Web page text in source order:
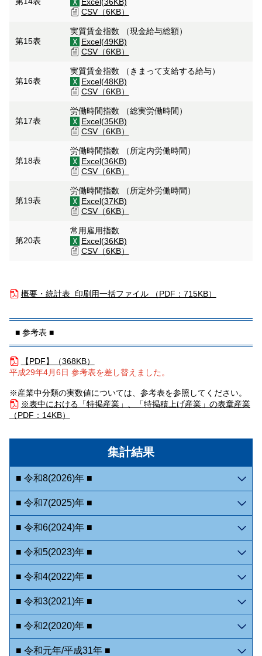
集計結果
■ 令和8(2026)年 ■
■ 令和7(2025)年 ■
■ 令和6(2024)年 ■
■ 令和5(2023)年 ■
■ 令和4(2022)年 ■
■ 令和3(2021)年 ■
■ 令和2(2020)年 ■
■ 令和元年/平成31年 ■
CSV（6KB）
第15表
実質賃金指数 （現金給与総額）
Excel(49KB)
CSV（6KB）
第16表
実質賃金指数 （きまって支給する給与）
Excel(48KB)
CSV（6KB）
第17表
労働時間指数 （総実労働時間）
Excel(35KB)
CSV（6KB）
第18表
労働時間指数 （所定内労働時間）
Excel(36KB)
CSV（6KB）
第19表
労働時間指数 （所定外労働時間）
Excel(37KB)
CSV（6KB）
第20表
常用雇用指数
Excel(36KB)
CSV（6KB）
概要・統計表 印刷用一括ファイル （PDF：715KB）
■ 参考表 ■
【PDF】（368KB）
平成29年4月6日 参考表を差し替えました。
※産業中分類の実数値については、参考表を参照してください。
※表中における「特掲産業」、「特掲積上げ産業」の表章産業
（PDF：14KB）